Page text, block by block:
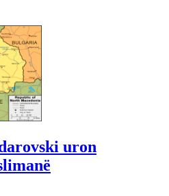
uron